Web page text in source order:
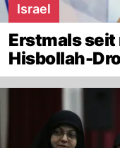
Israel
Erstmals
Hisbollah-